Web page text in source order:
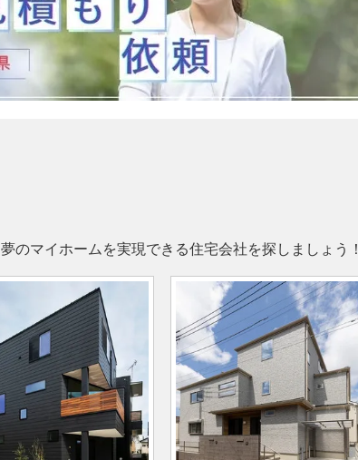
夢のマイホームを実現できる住宅会社を探しましょう！